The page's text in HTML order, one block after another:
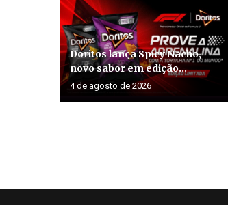
Doritos lança Spicy Nacho,
novo sabor em edição...
4 de agosto de 2026